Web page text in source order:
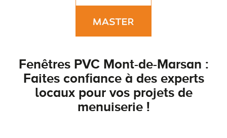
Fenêtres PVC Mont-de-Marsan :
Faites confiance à des experts
locaux pour vos projets de
menuiserie !